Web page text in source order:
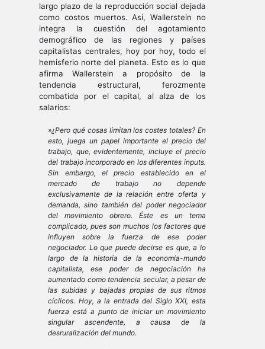
largo plazo de la reproducción social dejada
como costos muertos. Así, Wallerstein no
integra la cuestión del agotamiento
demográfico de las regiones y países
capitalistas centrales, hoy por hoy, todo el
hemisferio norte del planeta. Esto es lo que
afirma Wallerstein a propósito de la
tendencia estructural, ferozmente
combatida por el capital, al alza de los
salarios:
»¿Pero qué cosas limitan los costes totales? En
esto, juega un papel importante el precio del
trabajo, que, evidentemente, incluye el precio
del trabajo incorporado en los diferentes inputs.
Sin embargo, el precio establecido en el
mercado de trabajo no depende
exclusivamente de la relación entre oferta y
demanda, sino también del poder negociador
del movimiento obrero. Éste es un tema
complicado, pues son muchos los factores que
influyen sobre la fuerza de ese poder
negociador. Lo que puede decirse es que, a lo
largo de la historia de la economía-mundo
capitalista, ese poder de negociación ha
aumentado como tendencia secular, a pesar de
las subidas y bajadas propias de sus ritmos
cíclicos. Hoy, a la entrada del Siglo XXI, esta
fuerza está a punto de iniciar un movimiento
singular ascendente, a causa de la
desruralización del mundo.